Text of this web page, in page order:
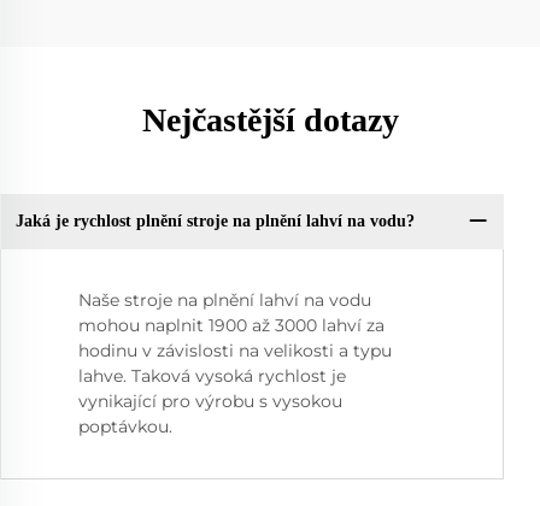
Nejčastější dotazy
Jaká je rychlost plnění stroje na plnění lahví na vodu?
Naše stroje na plnění lahví na vodu
mohou naplnit 1900 až 3000 lahví za
hodinu v závislosti na velikosti a typu
lahve. Taková vysoká rychlost je
vynikající pro výrobu s vysokou
poptávkou.